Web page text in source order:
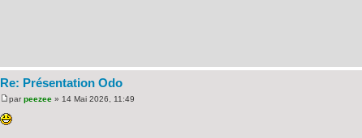
Re: Présentation Odo
parpeezee » 14 Mai 2026, 11:49